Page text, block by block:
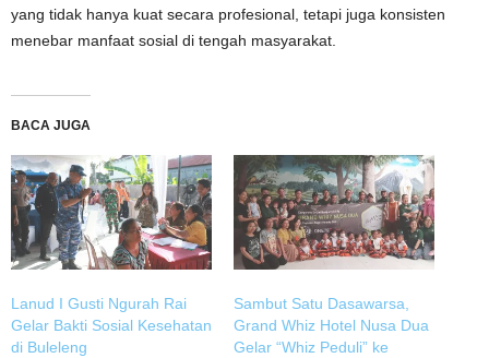
yang tidak hanya kuat secara profesional, tetapi juga konsisten
menebar manfaat sosial di tengah masyarakat.
BACA JUGA
Lanud I Gusti Ngurah Rai
Gelar Bakti Sosial Kesehatan
di Buleleng
Sambut Satu Dasawarsa,
Grand Whiz Hotel Nusa Dua
Gelar “Whiz Peduli” ke